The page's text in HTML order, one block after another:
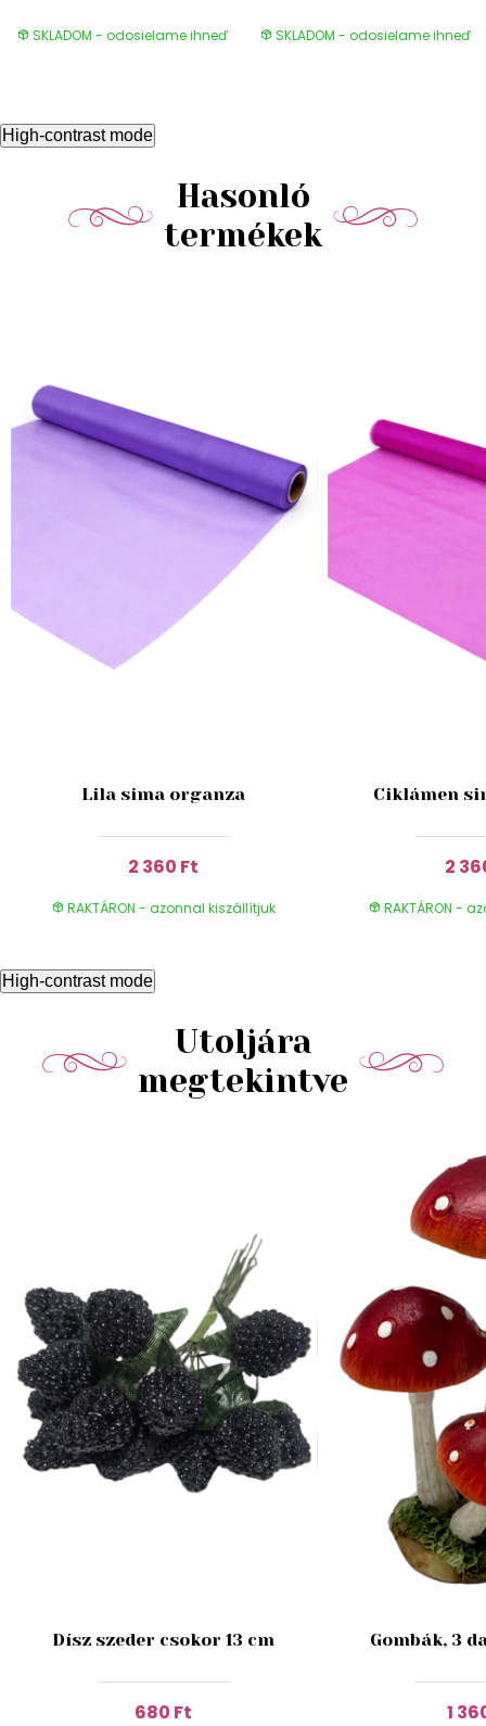
SKLADOM - odosielame ihneď SKLADOM - odosielame ihneď
High-contrast mode
Hasonló
termékek
Lila sima organza
2 360 Ft
RAKTÁRON - azonnal kiszállítjuk
Ciklámen
2
RAKTÁRON -
High-contrast mode
Utoljára
megtekintve
Dísz szeder csokor 13 cm
680 Ft
Gombák, 3
1